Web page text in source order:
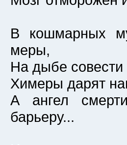
В кошмарных
меры,
На дыбе
Химеры дарят
А ангел
барьеру...